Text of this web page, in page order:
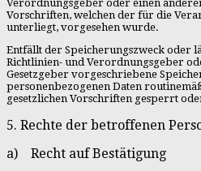
Verordnungsgeber oder einen
Vorschriften, welchen der für die
unterliegt, vorgesehen wurde.
Entfällt der Speicherungszweck oder
Richtlinien- und Verordnungsgeber
Gesetzgeber vorgeschriebene
personenbezogenen Daten
gesetzlichen Vorschriften gesperrt
5. Rechte der betroffenen
a) Recht auf Bestätigung